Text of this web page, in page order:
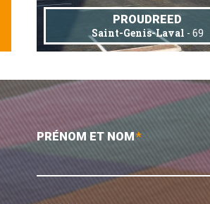
PROUDREED
Saint-Genis-Laval - 69
PRÉNOM ET NOM*